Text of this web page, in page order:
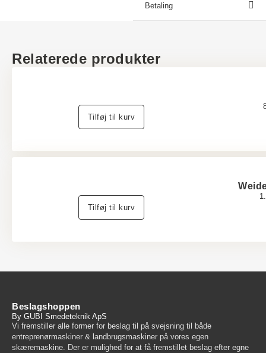
Betaling
Relaterede produkter
Tilføj til kurv
Tilføj til kurv
Beslagshoppen
By GUBI Smedeteknik ApS
Vi fremstiller alle former for beslag til på svejsning til både
entreprenørmaskiner & landbrugsmaskiner på vores egen
skæremaskine. Der er mulighed for at få fremstillet beslag efter egne